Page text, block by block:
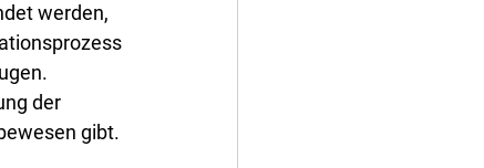
werden,
der
gibt.